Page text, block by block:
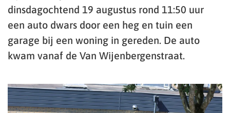
dinsdagochtend 19 augustus rond 11:50 uur
een auto dwars door een heg en tuin een
garage bij een woning in gereden. De auto
kwam vanaf de Van Wijenbergenstraat.